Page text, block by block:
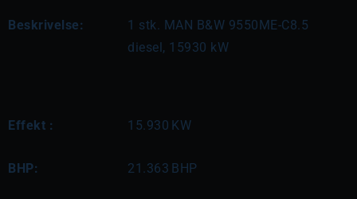
Beskrivelse:
1 stk. MAN B&W 9550ME-C8.5
diesel, 15930 kW
Effekt : 15.930 KW
BHP: 21.363 BHP